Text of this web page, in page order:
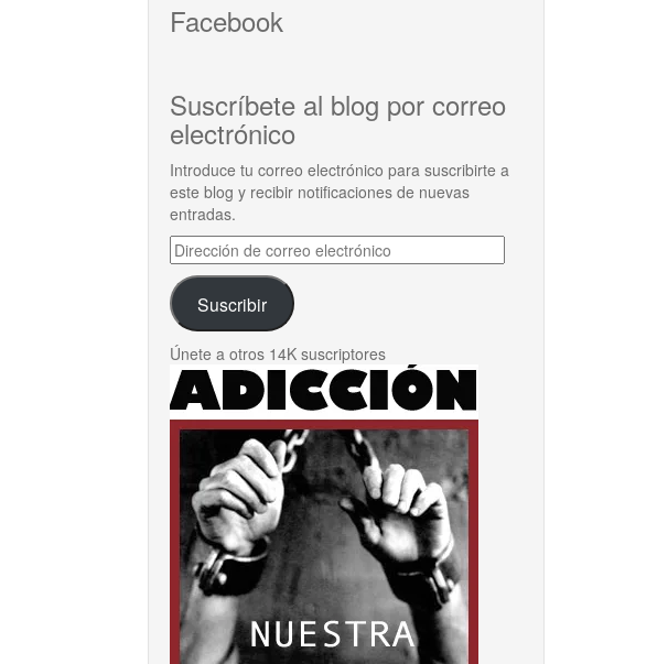
Facebook
Suscríbete al blog por correo
electrónico
Introduce tu correo electrónico para suscribirte a
este blog y recibir notificaciones de nuevas
entradas.
Dirección
de
correo
electrónico
Suscribir
Únete a otros 14K suscriptores